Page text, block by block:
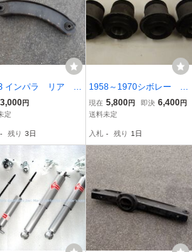
インパラ リア ア
アーム
3,000円
定
- 残り 3日
1958～1970シボレー イ
ンパラ フロント アッ
パー アーム ブッシュ4
トロールアームブッシ
ュ 55-57ベルエア
現在 5,800円 即決 6,400円
送料未定
入札 - 残り 1日